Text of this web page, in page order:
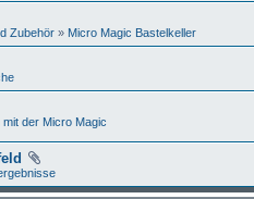
Zubehör » Micro Magic Bastelkeller
mit der Micro Magic